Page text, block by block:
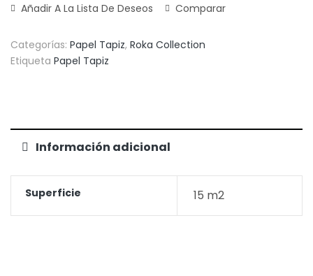
Añadir A La Lista De Deseos Comparar
Categorías: Papel Tapiz, Roka Collection
Etiqueta Papel Tapiz
Información adicional
Superficie 15 m2